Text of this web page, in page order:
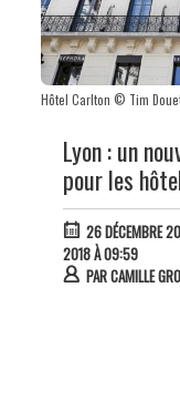
Hôtel Carlton © Tim
Lyon : un
pour les
26 DÉCEMBRE
2018 À 09:59
PARCAMILLE